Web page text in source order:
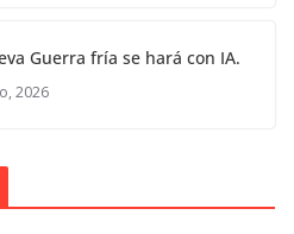
Guerra fría se hará con IA.
2026